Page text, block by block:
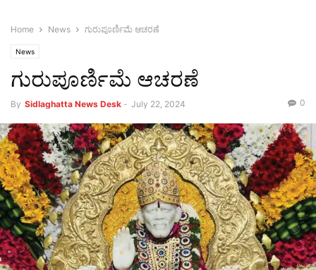
Home News ಗುರುಪೂರ್ಣಿಮೆ ಆಚರಣೆ
News
ಗುರುಪೂರ್ಣಿಮೆ ಆಚರಣೆ
By Sidlaghatta News Desk - July 22, 2024 0